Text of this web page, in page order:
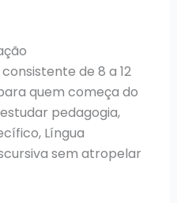
de 8 a 12
quem começa do
pedagogia,
Língua
sem atropelar